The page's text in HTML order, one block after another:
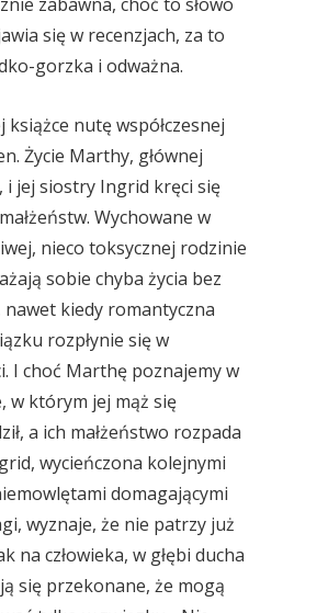
się w recenzjach, za to
gorzka i odważna.
książce nutę współczesnej
Życie Marthy, głównej
i jej siostry Ingrid kręci się
Wychowane w
nieco toksycznej rodzinie
sobie chyba życia bez
nawet kiedy romantyczna
rozpłynie się w
I choć Marthę poznajemy w
w którym jej mąż się
a ich małżeństwo rozpada
wycieńczona kolejnymi
domagającymi
wyznaje, że nie patrzy już
na człowieka, w głębi ducha
się przekonane, że mogą